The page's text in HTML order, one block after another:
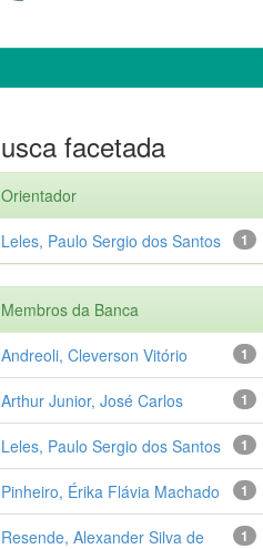
facetada
Orientador
1
Leles, Paulo Sergio dos Santos
Membros da Banca
1
Andreoli, Cleverson Vitório
1
Arthur Junior, José Carlos
1
Leles, Paulo Sergio dos Santos
1
Pinheiro, Érika Flávia Machado
1
Resende, Alexander Silva de